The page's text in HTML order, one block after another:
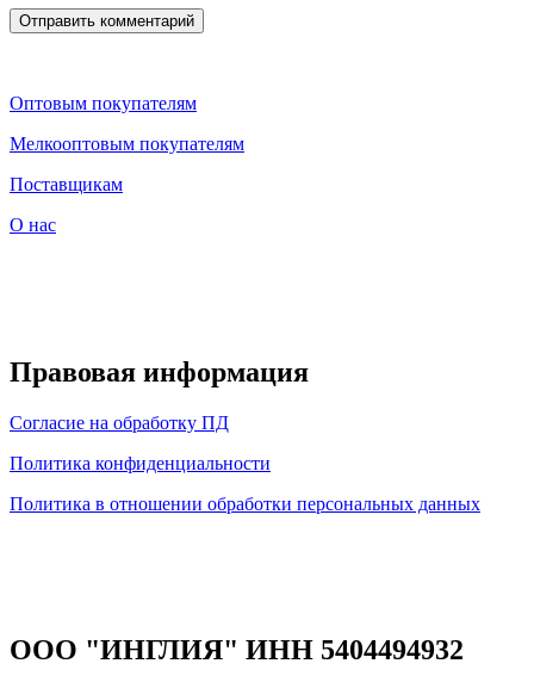
Оптовым покупателям
Мелкооптовым покупателям
Поставщикам
О нас
Правовая информация
Согласие на обработку ПД
Политика конфиденциальности
Политика в отношении обработки персональных данных
ООО "ИНГЛИЯ" ИНН 5404494932